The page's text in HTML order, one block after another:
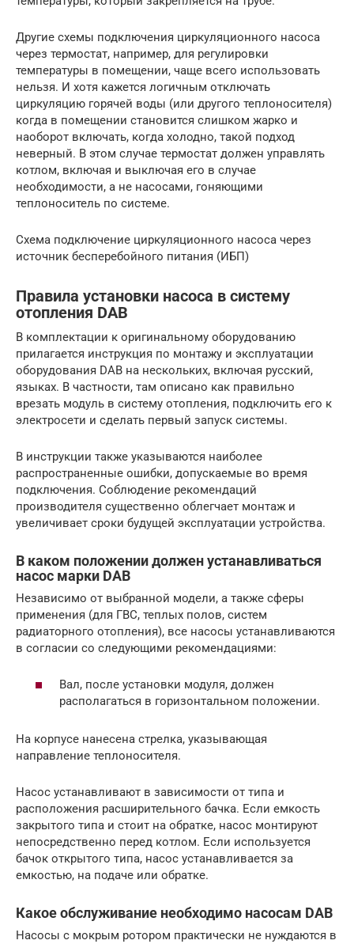
Другие схемы подключения циркуляционного насоса
через термостат, например, для регулировки
температуры в помещении, чаще всего использовать
нельзя. И хотя кажется логичным отключать
циркуляцию горячей воды (или другого теплоносителя)
когда в помещении становится слишком жарко и
наоборот включать, когда холодно, такой подход
неверный. В этом случае термостат должен управлять
котлом, включая и выключая его в случае
необходимости, а не насосами, гоняющими
теплоноситель по системе.
Схема подключение циркуляционного насоса через
источник бесперебойного питания (ИБП)
Правила установки насоса в систему
отопления DAB
В комплектации к оригинальному оборудованию
прилагается инструкция по монтажу и эксплуатации
оборудования DAB на нескольких, включая русский,
языках. В частности, там описано как правильно
врезать модуль в систему отопления, подключить его к
электросети и сделать первый запуск системы.
В инструкции также указываются наиболее
распространенные ошибки, допускаемые во время
подключения. Соблюдение рекомендаций
производителя существенно облегчает монтаж и
увеличивает сроки будущей эксплуатации устройства.
В каком положении должен устанавливаться
насос марки DAB
Независимо от выбранной модели, а также сферы
применения (для ГВС, теплых полов, систем
радиаторного отопления), все насосы устанавливаются
в согласии со следующими рекомендациями:
Вал, после установки модуля, должен
располагаться в горизонтальном положении.
На корпусе нанесена стрелка, указывающая
направление теплоносителя.
Насос устанавливают в зависимости от типа и
расположения расширительного бачка. Если емкость
закрытого типа и стоит на обратке, насос монтируют
непосредственно перед котлом. Если используется
бачок открытого типа, насос устанавливается за
емкостью, на подаче или обратке.
Какое обслуживание необходимо насосам DAB
Насосы с мокрым ротором практически не нуждаются в